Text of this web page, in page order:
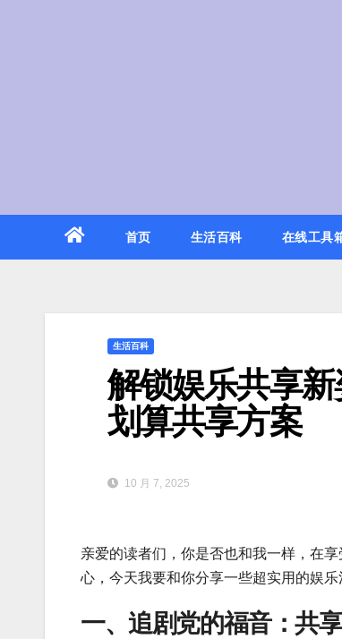
首页 生活百科 在线工具
生活百科
解锁娱乐共享
划算共享方案
10 月 7, 2025
亲爱的读者们，你是否也和我一样，在
心，今天我要和你分享一些超实用的娱
一、追剧党的福音：共